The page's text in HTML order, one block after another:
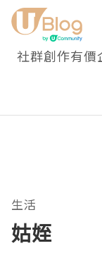
社群創作有價
生活
姑姪